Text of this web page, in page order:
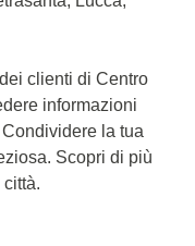
clienti di Centro
informazioni
la tua
Scopri di più